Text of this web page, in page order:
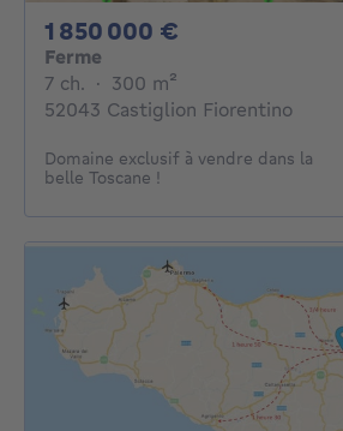
1 850 000 €
Ferme
7 ch. 7 chambres
· 300 m²
52043 Castiglion Fiorentino
Domaine exclusif à vendre dans la
belle Toscane !